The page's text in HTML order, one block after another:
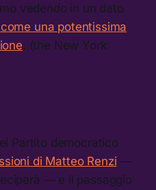
vedendo in un dato
una potentissima
. (the New York
Partito democratico
di Matteo Renzi —
— e il passaggio